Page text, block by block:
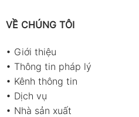
VỀ CHÚNG TÔI
• Giới thiệu
• Thông tin pháp lý
• Kênh thông tin
• Dịch vụ
• Nhà sản xuất